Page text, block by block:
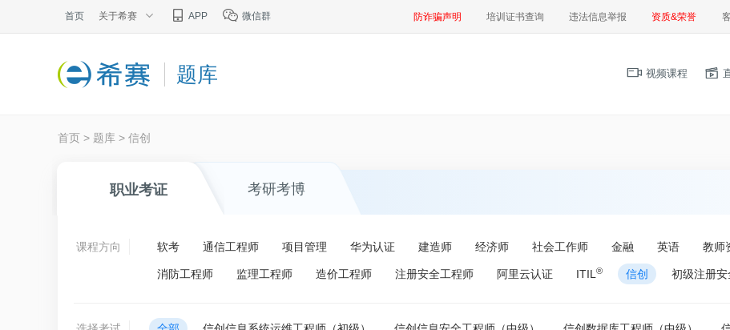
首页 关于希赛 APP 微信群 防诈骗声明 培训证书查询 违法信息举报 资质&荣誉
题库 视频课程
首页 > 题库 > 信创
职业考证 考研考博
课程方向 软考 通信工程师 项目管理 华为认证 建造师 经济师 社会工作师 金融 英语 教师
消防工程师 监理工程师 造价工程师 注册安全工程师 阿里云认证 ITIL ® 信创 初级注册